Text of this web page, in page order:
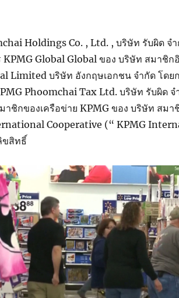
Holdings Co. , Ltd. , บริษัท รับผิด จำ
Global Global ของ บริษัท สมาชิก
Limited บริษัท อังกฤษเอกชน จำกัด โดย
Phoomchai Tax Ltd. บริษัท รับผิด จ
าชิกของเครือข่าย KPMG ของ บริษัท สมา
Cooperative (“ KPMG
ขสิทธิ์